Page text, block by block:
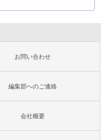
お問い合わせ
編集部へのご連絡
会社概要